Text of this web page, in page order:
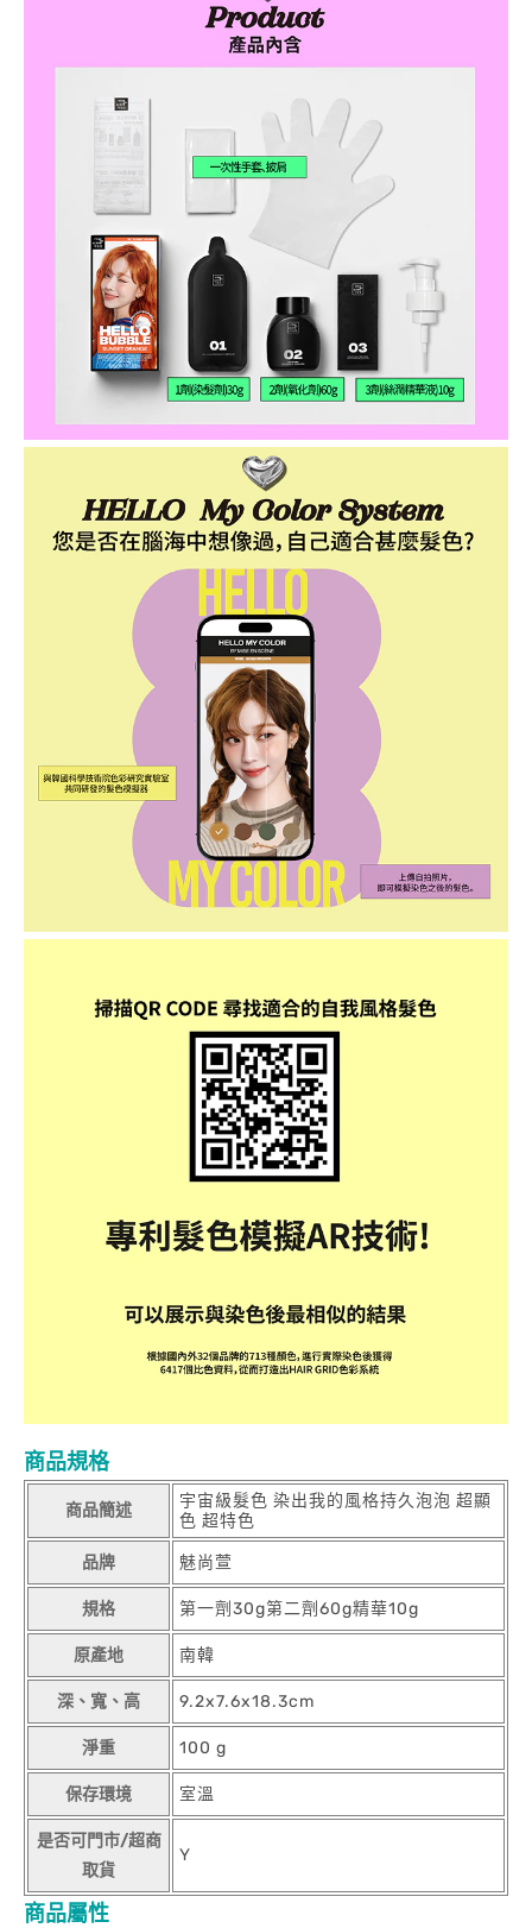
商品規格
商品簡述
宇宙級髮色 染出我的風格持久泡泡 超顯
色 超特色
品牌 魅尚萱
規格 第一劑30g第二劑60g精華10g
原產地 南韓
深、寬、高 9.2x7.6x18.3cm
淨重 100 g
保存環境 室溫
是否可門市/超商
取貨
Y
商品屬性